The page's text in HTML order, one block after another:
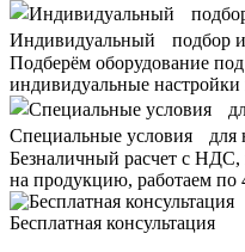
Индивидуальный подбор и
Подберём оборудование
индивидуальные
Специальные условия для
Безналичный расчет с
на продукцию, работаем
Бесплатная консультация